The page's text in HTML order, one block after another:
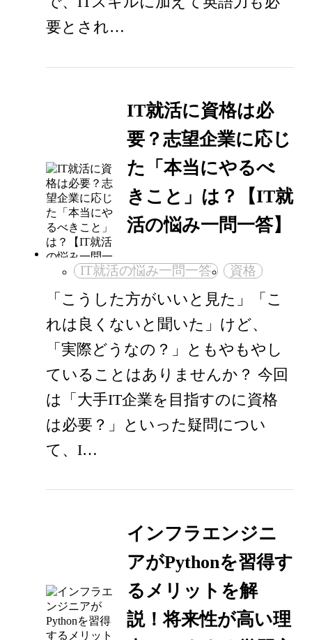
要とされ…
IT就活に資格は必
要？志望企業に応じ
た「本当にやるべ
きこと」は？【IT就
活の悩み一問一答】
IT就活の悩み一問一答 資格
「こうした方がいいと見た」「こ
れは良くないと聞いた」けど、
「実際どうなの？」ともやもやし
ていることはありませんか？ 今回
は「大手IT企業を目指すのに資格
は必要？」といった疑問につい
て、I…
インフラエンジニ
アがPythonを習得す
るメリットを解
説！将来性が高い理